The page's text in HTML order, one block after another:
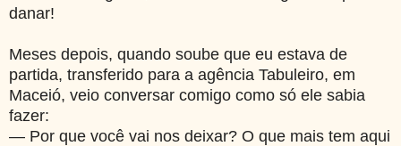
danar!
Meses depois, quando soube que eu estava de
partida, transferido para a agência Tabuleiro, em
Maceió, veio conversar comigo como só ele sabia
fazer:
— Por que você vai nos deixar? O que mais tem aqui